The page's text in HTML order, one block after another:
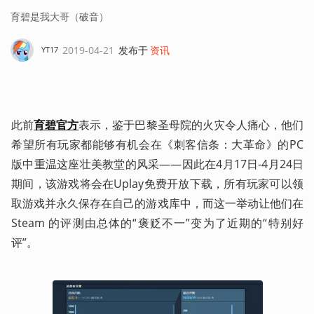
育碧是我大哥（破音）
YT17 2019-04-21 发布于 资讯
此前育碧官方表示，鉴于巴黎圣母院的火灾令人痛心，他们
希望所有玩家都能够有机会在《刺客信条：大革命》的PC
版中重温这座壮美教堂的风采——因此在4月17日-4月24日
期间，该游戏将会在Uplay免费开放下载，所有玩家可以领
取游戏并永久保存在自己的游戏库中，而这一举动让他们在
Steam 的评测由总体的“褒贬不一”变为了近期的“特别好
评”。